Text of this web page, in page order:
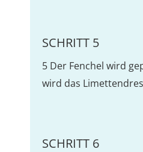
SCHRITT 5
5 Der Fenchel wird
wird das
SCHRITT 6